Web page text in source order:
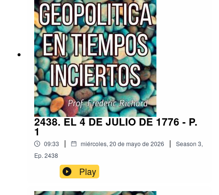
2438. EL 4 DE JULIO DE 1776 - P.
1
09:33 | miércoles, 20 de mayo de 2026 | Season 3,
Ep. 2438
Play